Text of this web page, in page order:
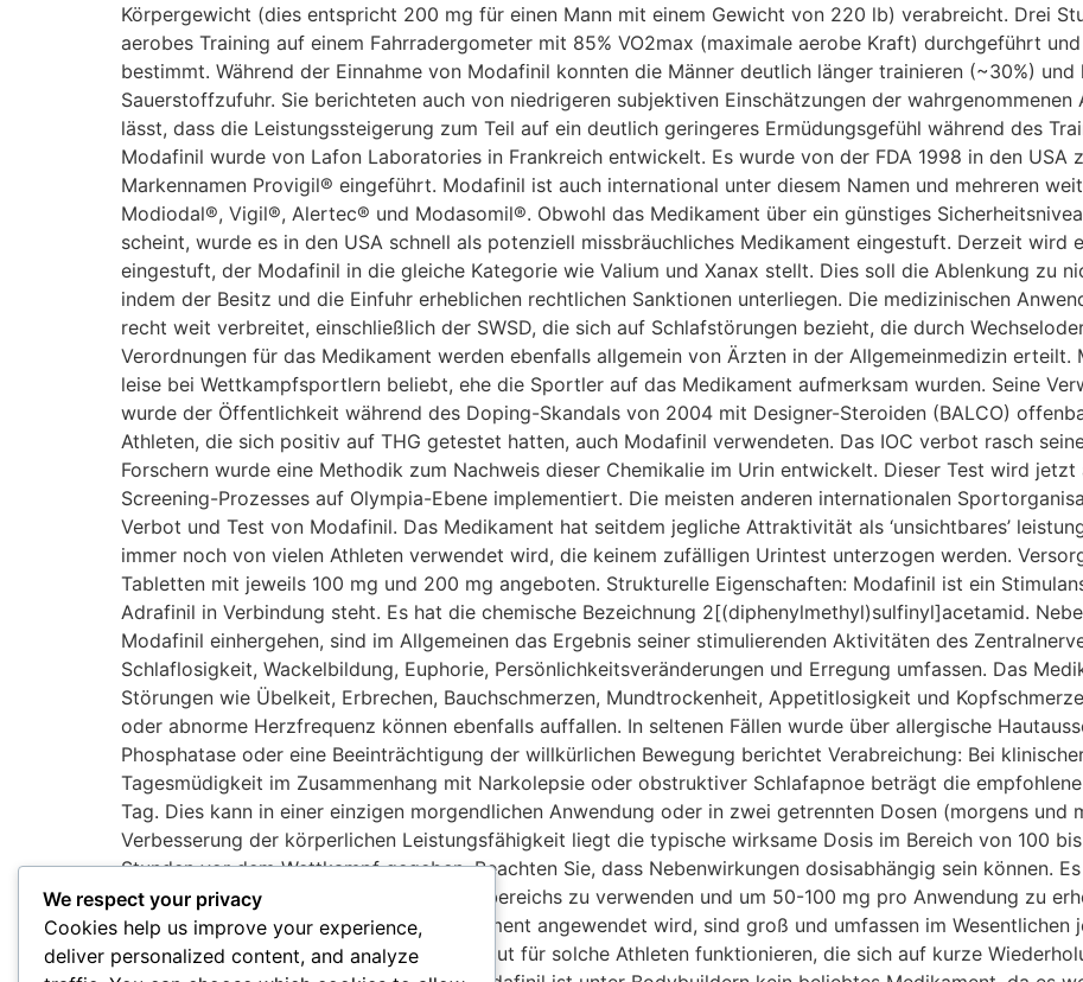
Körpergewicht (dies entspricht 200 mg für einen Mann mit einem Gewicht von 220 lb) verabreicht. Drei
aerobes Training auf einem Fahrradergometer mit 85% VO2max (maximale aerobe Kraft) durchgeführt
bestimmt. Während der Einnahme von Modafinil konnten die Männer deutlich länger trainieren (~30%)
Sauerstoffzufuhr. Sie berichteten auch von niedrigeren subjektiven Einschätzungen der wahrgenommenen
lässt, dass die Leistungssteigerung zum Teil auf ein deutlich geringeres Ermüdungsgefühl während des
Modafinil wurde von Lafon Laboratories in Frankreich entwickelt. Es wurde von der FDA 1998 in den USA
Markennamen Provigil® eingeführt. Modafinil ist auch international unter diesem Namen und mehreren
Modiodal®, Vigil®, Alertec® und Modasomil®. Obwohl das Medikament über ein günstiges
scheint, wurde es in den USA schnell als potenziell missbräuchliches Medikament eingestuft. Derzeit
eingestuft, der Modafinil in die gleiche Kategorie wie Valium und Xanax stellt. Dies soll die Ablenkung zu
indem der Besitz und die Einfuhr erheblichen rechtlichen Sanktionen unterliegen. Die medizinischen
recht weit verbreitet, einschließlich der SWSD, die sich auf Schlafstörungen bezieht, die durch
Verordnungen für das Medikament werden ebenfalls allgemein von Ärzten in der Allgemeinmedizin
leise bei Wettkampfsportlern beliebt, ehe die Sportler auf das Medikament aufmerksam wurden. Seine
wurde der Öffentlichkeit während des Doping-Skandals von 2004 mit Designer-Steroiden (BALCO)
Athleten, die sich positiv auf THG getestet hatten, auch Modafinil verwendeten. Das IOC verbot rasch
Forschern wurde eine Methodik zum Nachweis dieser Chemikalie im Urin entwickelt. Dieser Test wird
Screening-Prozesses auf Olympia-Ebene implementiert. Die meisten anderen internationalen
Verbot und Test von Modafinil. Das Medikament hat seitdem jegliche Attraktivität als ‘unsichtbares’
immer noch von vielen Athleten verwendet wird, die keinem zufälligen Urintest unterzogen werden.
Tabletten mit jeweils 100 mg und 200 mg angeboten. Strukturelle Eigenschaften: Modafinil ist ein
Adrafinil in Verbindung steht. Es hat die chemische Bezeichnung 2[(diphenylmethyl)sulfinyl]acetamid.
Modafinil einhergehen, sind im Allgemeinen das Ergebnis seiner stimulierenden Aktivitäten des
Schlaflosigkeit, Wackelbildung, Euphorie, Persönlichkeitsveränderungen und Erregung umfassen. Das
Störungen wie Übelkeit, Erbrechen, Bauchschmerzen, Mundtrockenheit, Appetitlosigkeit und
oder abnorme Herzfrequenz können ebenfalls auffallen. In seltenen Fällen wurde über allergische
Phosphatase oder eine Beeinträchtigung der willkürlichen Bewegung berichtet Verabreichung: Bei
Tagesmüdigkeit im Zusammenhang mit Narkolepsie oder obstruktiver Schlafapnoe beträgt die
Tag. Dies kann in einer einzigen morgendlichen Anwendung oder in zwei getrennten Dosen (morgens
Verbesserung der körperlichen Leistungsfähigkeit liegt die typische wirksame Dosis im Bereich von 100
Stunden vor dem Wettkampf gegeben. Beachten Sie, dass Nebenwirkungen dosisabhängig sein können.
unteren Ende des wirksamen Dosierungsbereichs zu verwenden und um 50-100 mg pro Anwendung zu
ist. Die Bereiche, in denen dieses Medikament angewendet wird, sind groß und umfassen im
Ausdauer ausgerichtet ist. Es kann auch gut für solche Athleten funktionieren, die sich auf kurze
We respect your privacy
Cookies help us improve your experience,
deliver personalized content, and analyze